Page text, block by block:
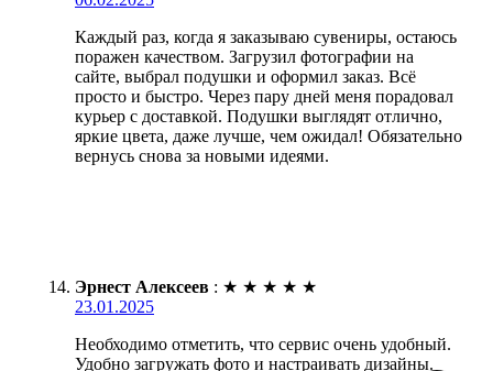
Каждый раз, когда я заказываю сувениры, остаюсь
поражен качеством. Загрузил фотографии на
сайте, выбрал подушки и оформил заказ. Всё
просто и быстро. Через пару дней меня порадовал
курьер с доставкой. Подушки выглядят отлично,
яркие цвета, даже лучше, чем ожидал! Обязательно
вернусь снова за новыми идеями.
Эрнест Алексеев : ★ ★ ★ ★ ★
23.01.2025
Необходимо отметить, что сервис очень удобный.
Удобно загружать фото и настраивать дизайны.